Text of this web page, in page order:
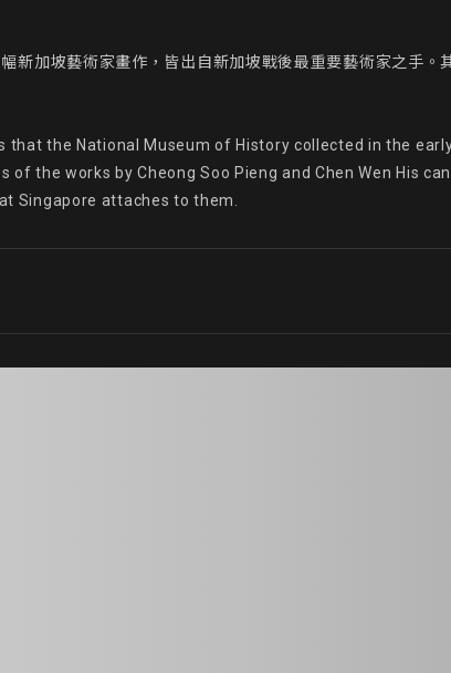
新加坡藝術家畫作，皆出自新加坡戰後最重要藝術家之手
the National Museum of History collected in the
the works by Cheong Soo Pieng and Chen Wen His
Singapore attaches to them.